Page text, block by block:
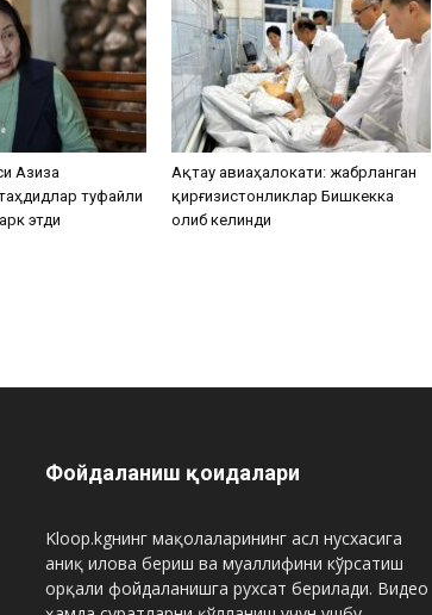
Азиза
туфайли
этди
Ақтау авиаҳалокати: жабрланган
қирғизистонликлар Бишкекка
олиб келинди
Фойдаланиш қоидалари
Kloop.kgнинг мақолаларининг асл нусхасига
аниқ илова бериш ва муаллифини кўрсатиш
орқали фойдаланишга рухсат берилади. Видео